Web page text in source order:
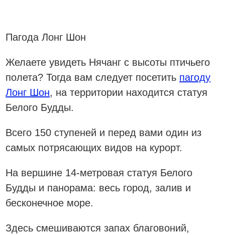
Пагода Лонг Шон
Желаете увидеть Нячанг с высоты птичьего
полета? Тогда вам следует посетить пагоду
Лонг Шон, на территории находится статуя
Белого Будды.
Всего 150 ступеней и перед вами один из
самых потрясающих видов на курорт.
На вершине 14-метровая статуя Белого
Будды и панорама: весь город, залив и
бесконечное море.
Здесь смешиваются запах благовоний,